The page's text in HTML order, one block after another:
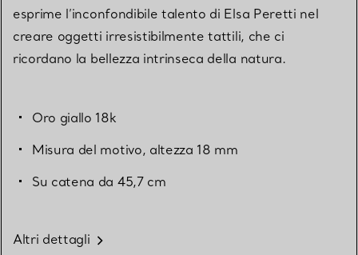
esprime l’inconfondibile talento di Elsa Peretti nel
creare oggetti irresistibilmente tattili, che ci
ricordano la bellezza intrinseca della natura.
Oro giallo 18k
Misura del motivo, altezza 18 mm
Su catena da 45,7 cm
Altri dettagli